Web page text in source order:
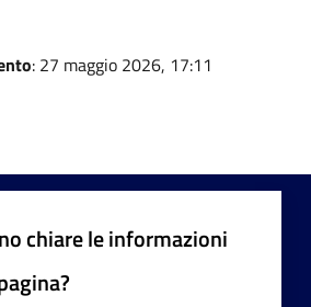
: 27 maggio 2026, 17:11
chiare le informazioni